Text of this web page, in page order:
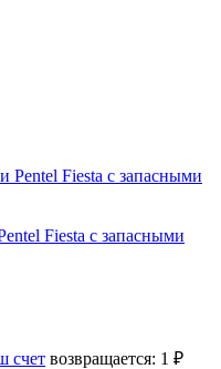
Fiesta с запасными
счет возвращается: 1 ₽